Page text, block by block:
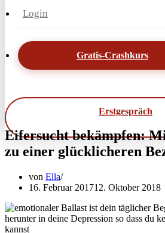
Login
Gratis-Crashkurs
Erstgespräch
Eifersucht bekämpfen:
zu einer glücklicheren
von Ella
16. Februar 201712. Oktober 2018